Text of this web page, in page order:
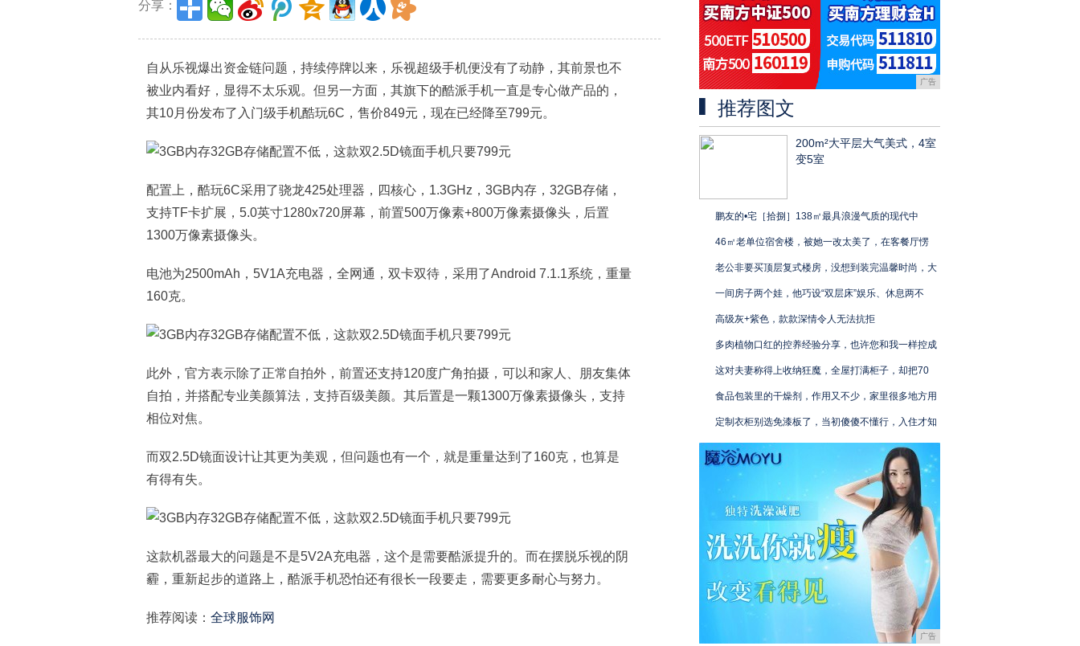
分享：
自从乐视爆出资金链问题，持续停牌以来，乐视超级手机便没有了动静，其前景也不
被业内看好，显得不太乐观。但另一方面，其旗下的酷派手机一直是专心做产品的，
其10月份发布了入门级手机酷玩6C，售价849元，现在已经降至799元。
配置上，酷玩6C采用了骁龙425处理器，四核心，1.3GHz，3GB内存，32GB存储，
支持TF卡扩展，5.0英寸1280x720屏幕，前置500万像素+800万像素摄像头，后置
1300万像素摄像头。
电池为2500mAh，5V1A充电器，全网通，双卡双待，采用了Android 7.1.1系统，重量
160克。
此外，官方表示除了正常自拍外，前置还支持120度广角拍摄，可以和家人、朋友集体
自拍，并搭配专业美颜算法，支持百级美颜。其后置是一颗1300万像素摄像头，支持
相位对焦。
而双2.5D镜面设计让其更为美观，但问题也有一个，就是重量达到了160克，也算是
有得有失。
这款机器最大的问题是不是5V2A充电器，这个是需要酷派提升的。而在摆脱乐视的阴
霾，重新起步的道路上，酷派手机恐怕还有很长一段要走，需要更多耐心与努力。
推荐阅读： 全球服饰网
广告
推荐图文
200m²大平层大气美式，4室
变5室
鹏友的•宅［拾捌］138㎡最具浪漫气质的现代中
46㎡老单位宿舍楼，被她一改太美了，在客餐厅愣
老公非要买顶层复式楼房，没想到装完温馨时尚，大
一间房子两个娃，他巧设“双层床”娱乐、休息两不
高级灰+紫色，款款深情令人无法抗拒
多肉植物口红的控养经验分享，也许您和我一样控成
这对夫妻称得上收纳狂魔，全屋打满柜子，却把70
食品包装里的干燥剂，作用又不少，家里很多地方用
定制衣柜别选免漆板了，当初傻傻不懂行，入住才知
广告